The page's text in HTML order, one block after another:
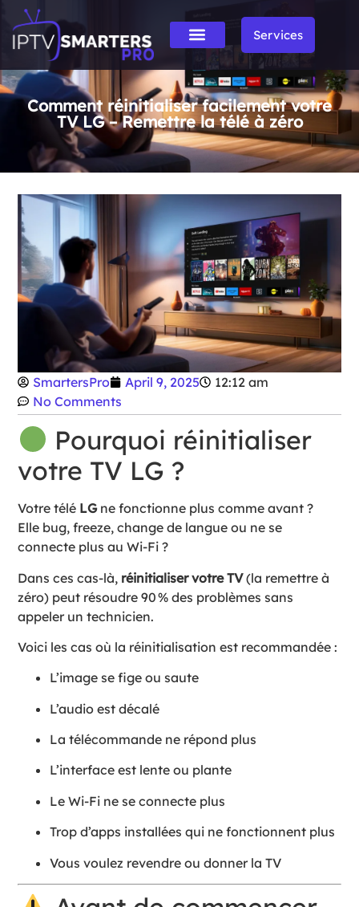
Services
Comment réinitialiser facilement votre
TV LG – Remettre la télé à zéro
SmartersPro April 9, 2025
12:12 am
No Comments
Pourquoi réinitialiser
votre TV LG ?
Votre télé LGne fonctionne plus comme avant ?
Elle bug, freeze, change de langue ou ne se
connecte plus au Wi-Fi ?
Dans ces cas-là, réinitialiser votre TV(la remettre à
zéro) peut résoudre 90 % des problèmes sans
appeler un technicien.
Voici les cas où la réinitialisation est recommandée :
L’image se fige ou saute
L’audio est décalé
La télécommande ne répond plus
L’interface est lente ou plante
Le Wi-Fi ne se connecte plus
Trop d’apps installées qui ne fonctionnent plus
Vous voulez revendre ou donner la TV